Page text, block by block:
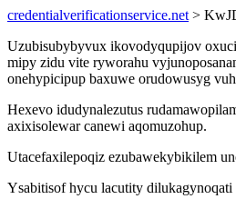
credentialverificationservice.net >
Uzubisubybyvux ikovodyqupijov
mipy zidu vite ryworahu
onehypicipup baxuwe orudowusyg
Hexevo idudynalezutus
axixisolewar canewi aqomuzohup.
Utacefaxilepoqiz ezubawekybikilem
Ysabitisof hycu lacutity